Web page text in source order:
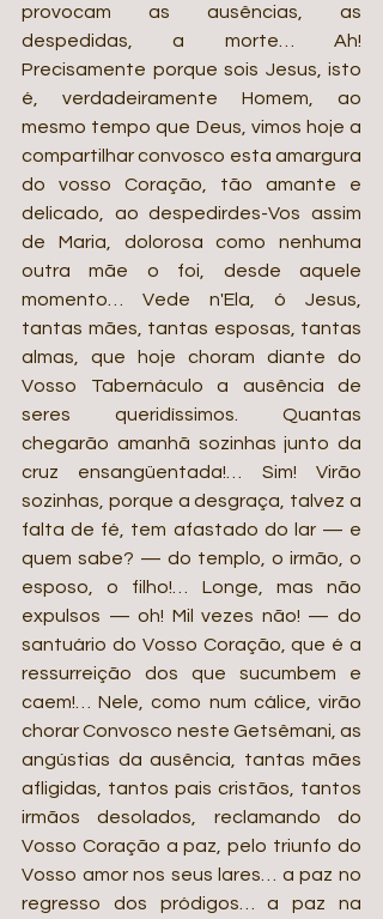
provocam as ausências, as
despedidas, a morte… Ah!
Precisamente porque sois Jesus, isto
é, verdadeiramente Homem, ao
mesmo tempo que Deus, vimos hoje a
compartilhar convosco esta amargura
do vosso Coração, tão amante e
delicado, ao despedirdes-Vos assim
de Maria, dolorosa como nenhuma
outra mãe o foi, desde aquele
momento… Vede n'Ela, ó Jesus,
tantas mães, tantas esposas, tantas
almas, que hoje choram diante do
Vosso Tabernáculo a ausência de
seres queridíssimos. Quantas
chegarão amanhã sozinhas junto da
cruz ensangüentada!… Sim! Virão
sozinhas, porque a desgraça, talvez a
falta de fé, tem afastado do lar — e
quem sabe? — do templo, o irmão, o
esposo, o filho!… Longe, mas não
expulsos — oh! Mil vezes não! — do
santuário do Vosso Coração, que é a
ressurreição dos que sucumbem e
caem!… Nele, como num cálice, virão
chorar Convosco neste Getsêmani, as
angústias da ausência, tantas mães
afligidas, tantos pais cristãos, tantos
irmãos desolados, reclamando do
Vosso Coração a paz, pelo triunfo do
Vosso amor nos seus lares… a paz no
regresso dos pródigos… a paz na